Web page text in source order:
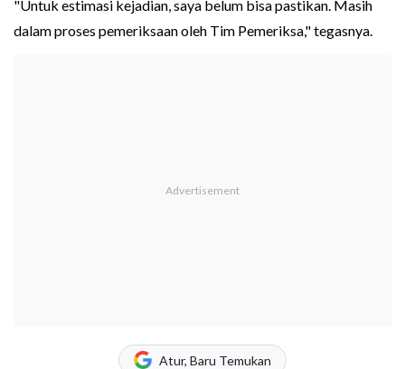
"Untuk estimasi kejadian, saya belum bisa pastikan. Masih
dalam proses pemeriksaan oleh Tim Pemeriksa," tegasnya.
Atur, Baru Temukan